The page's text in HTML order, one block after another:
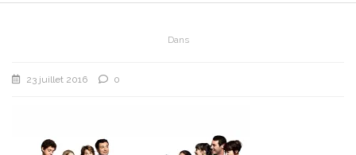
Dans
23 juillet 2016 0